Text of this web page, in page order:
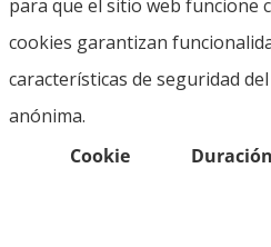
para que el sitio web funcione
cookies garantizan
características de seguridad
anónima.
Cookie
Duración